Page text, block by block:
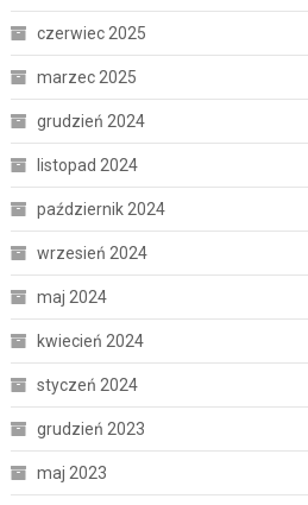
czerwiec 2025
marzec 2025
grudzień 2024
listopad 2024
październik 2024
wrzesień 2024
maj 2024
kwiecień 2024
styczeń 2024
grudzień 2023
maj 2023